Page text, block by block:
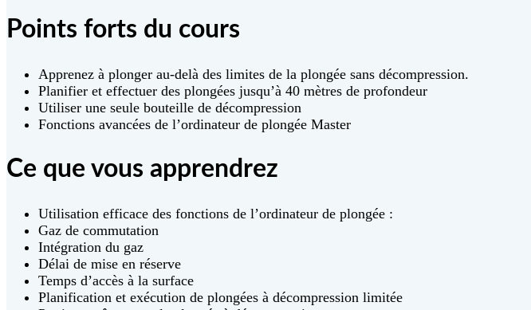
Points forts du cours
Apprenez à plonger au-delà des limites de la plongée sans décompression.
Planifier et effectuer des plongées jusqu’à 40 mètres de profondeur
Utiliser une seule bouteille de décompression
Fonctions avancées de l’ordinateur de plongée Master
Ce que vous apprendrez
Utilisation efficace des fonctions de l’ordinateur de plongée :
Gaz de commutation
Intégration du gaz
Délai de mise en réserve
Temps d’accès à la surface
Planification et exécution de plongées à décompression limitée